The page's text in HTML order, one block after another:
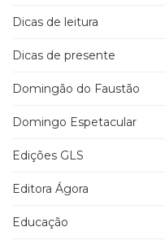
Dicas de leitura
Dicas de presente
Domingão do Faustão
Domingo Espetacular
Edições GLS
Editora Ágora
Educação